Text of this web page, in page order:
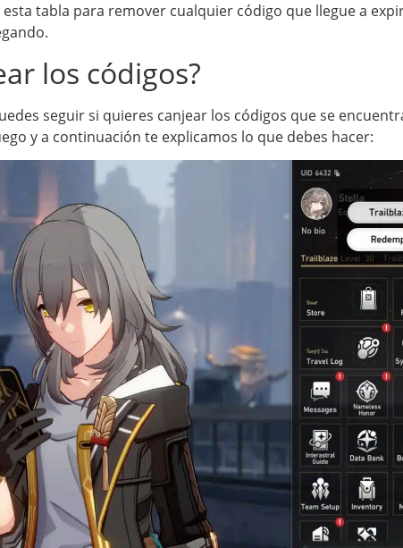
tabla para remover cualquier código que llegue a
los códigos?
seguir si quieres canjear los códigos que se
y a continuación te explicamos lo que debes hacer: